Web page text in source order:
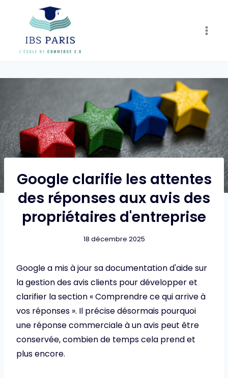
content
Google clarifie les attentes
des réponses aux avis des
propriétaires d'entreprise
18 décembre 2025
Google a mis à jour sa documentation d'aide sur
la gestion des avis clients pour développer et
clarifier la section « Comprendre ce qui arrive à
vos réponses ». Il précise désormais pourquoi
une réponse commerciale à un avis peut être
conservée, combien de temps cela prend et
plus encore.